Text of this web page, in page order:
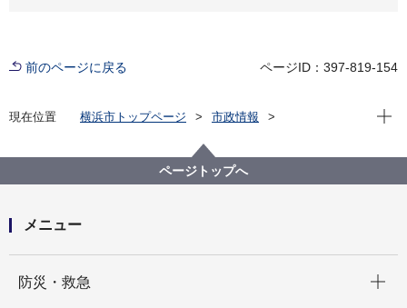
前のページに戻る ページID：397-819-154
現在位置 横浜市トップページ
市政情報
市営バスの事故について
現在
ページトップへ
メニュー
防災・救急